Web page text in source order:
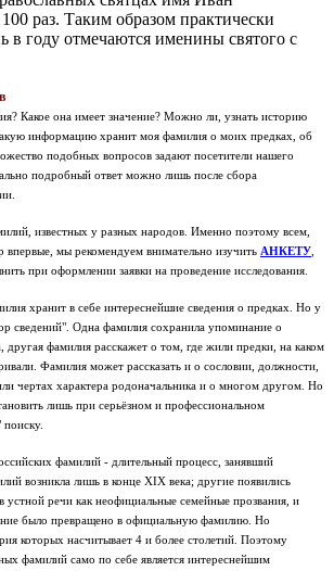
раз. Таким образом практически
в году отмечаются именины святого с
Какое она имеет значение? Можно ли, узнать историю
информацию хранит моя фамилия о моих предках, об
подобных вопросов задают посетители нашего
подробный ответ можно лишь после сбора
известных у разных народов. Именно поэтому всем,
впервые, мы рекомендуем внимательно изучить АНКЕТУ
при оформлении заявки на проведение исследования.
хранит в себе интереснейшие сведения о предках. Но у
сведений". Одна фамилия сохранила упоминание о
другая фамилия расскажет о том, где жили предки, на каком
Фамилия может рассказать и о сословии, должности,
чертах характера родоначальника и о многом другом. Но
лишь при серьёзном и профессиональном
фамилий - длительный процесс, занявший
возникла лишь в конце XIX века; другие появились
устной речи как неофициальные семейные прозвания, и
было превращено в официальную фамилию. Но
которых насчитывает 4 и более столетий. Поэтому
фамилий само по себе является интереснейшим